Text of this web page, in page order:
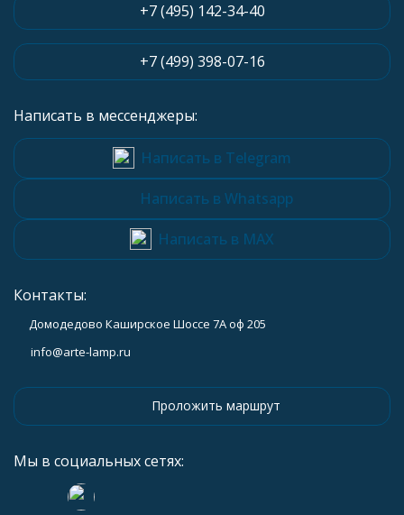
+7 (495) 142-34-40
+7 (499) 398-07-16
Написать в мессенджеры:
Написать в Telegram
Написать в Whatsapp
Написать в MAX
Контакты:
Домодедово Каширское Шоссе 7А оф 205
info@arte-lamp.ru
Проложить маршрут
Мы в социальных сетях: